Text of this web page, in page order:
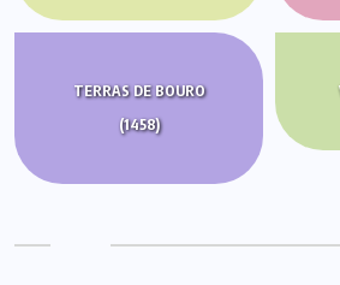
TERRAS DE BOURO
(1458)